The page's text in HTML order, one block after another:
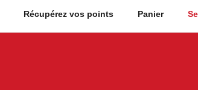
Récupérez vos points Panier